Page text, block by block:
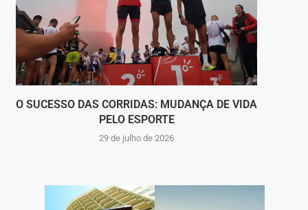
O SUCESSO DAS CORRIDAS: MUDANÇA DE VIDA
PELO ESPORTE
29 de julho de 2026